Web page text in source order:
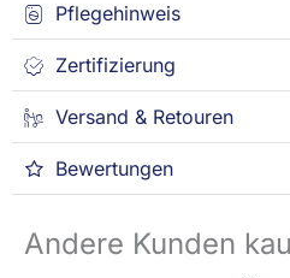
Pflegehinweis
Zertifizierung
Versand & Retouren
Bewertungen
Andere Kunden